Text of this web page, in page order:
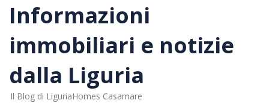
Informazioni
immobiliari e notizie
dalla Liguria
Il Blog di LiguriaHomes Casamare